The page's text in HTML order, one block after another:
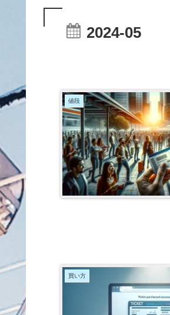
2024-05
値段
買い方